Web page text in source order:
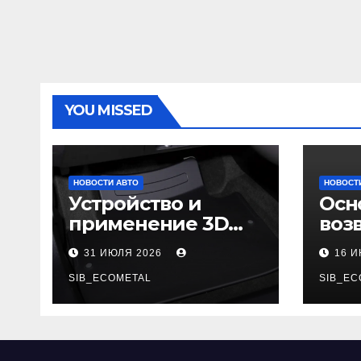
YOU MISSED
НОВОСТИ АВТО
Устройство и
применение 3D
автомобильных
ковриков
31 ИЮЛЯ 2026
SIB_ECOMETAL
16